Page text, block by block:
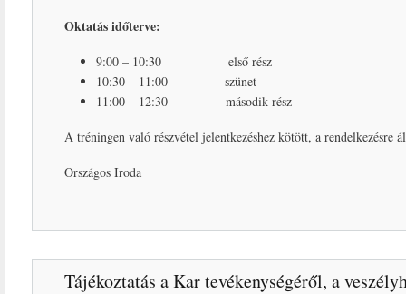
Oktatás időterve:
9:00 – 10:30 első rész
10:30 – 11:00 szünet
11:00 – 12:30 második rész
A tréningen való részvétel jelentkezéshez kötött, a rendelkezésre
Országos Iroda
Tájékoztatás a Kar tevékenységéről, a